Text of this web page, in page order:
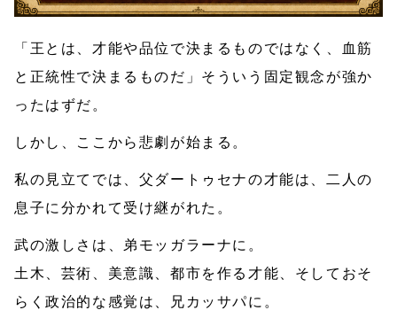
「王とは、才能や品位で決まるものではなく、血筋
と正統性で決まるものだ」そういう固定観念が強か
ったはずだ。
しかし、ここから悲劇が始まる。
私の見立てでは、父ダートゥセナの才能は、二人の
息子に分かれて受け継がれた。
武の激しさは、弟モッガラーナに。
土木、芸術、美意識、都市を作る才能、そしておそ
らく政治的な感覚は、兄カッサパに。